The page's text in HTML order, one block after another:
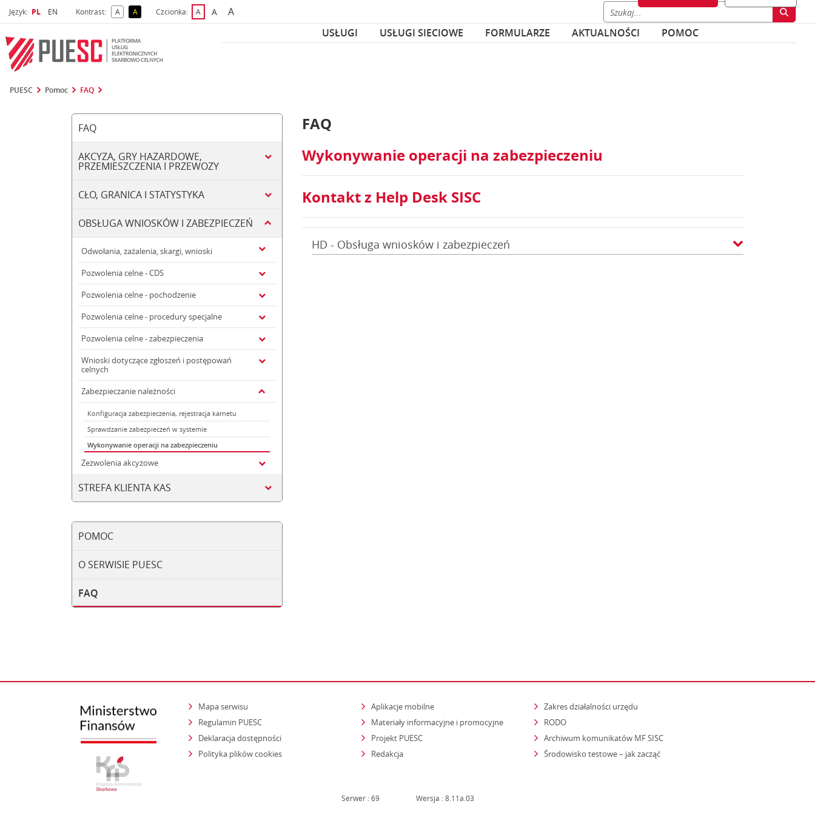
Język: Wybrany język
PL Wybierz język
EN Kontrast: Akontrast domyślny
Akontrast żółty tekst na czarnym tle
Czcionka: Adomyślna czcionka
Awiększa czcionka
Anajwiększa czcionka
USŁUGI
USŁUGI SIECIOWE FORMULARZE AKTUALNOŚCI POMOC
PUESC Pomoc FAQ
FAQ
AKCYZA, GRY HAZARDOWE,
PRZEMIESZCZENIA I PRZEWOZY
CŁO, GRANICA I STATYSTYKA
OBSŁUGA WNIOSKÓW I ZABEZPIECZEŃ
Odwołania, zażalenia, skargi, wnioski
Pozwolenia celne - CDS
Pozwolenia celne - pochodzenie
Pozwolenia celne - procedury specjalne
Pozwolenia celne - zabezpieczenia
Wnioski dotyczące zgłoszeń i postępowań
celnych
Zabezpieczanie należności
Konfiguracja zabezpieczenia, rejestracja karnetu
Sprawdzanie zabezpieczeń w systemie
Wykonywanie operacji na zabezpieczeniu
Zezwolenia akcyzowe
STREFA KLIENTA KAS
POMOC
O SERWISIE PUESC
FAQ
FAQ
Wykonywanie operacji na zabezpieczeniu
Kontakt z Help Desk SISC
HD - Obsługa wniosków i zabezpieczeń
Mapa serwisu
Regulamin PUESC
Deklaracja dostępności
Polityka plików cookies
Aplikacje mobilne
Materiały informacyjne i promocyjne
Projekt PUESC
Redakcja
Zakres działalności urzędu
RODO
Archiwum komunikatów MF SISC
Środowisko testowe – jak zacząćstrona otwiera się w nowym oknie
Serwer : 69 Wersja : 8.11a.03